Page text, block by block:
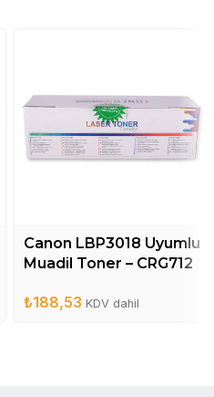
Canon LBP3018 Uyumlu
Muadil Toner – CRG712
₺188,53 KDV dahil